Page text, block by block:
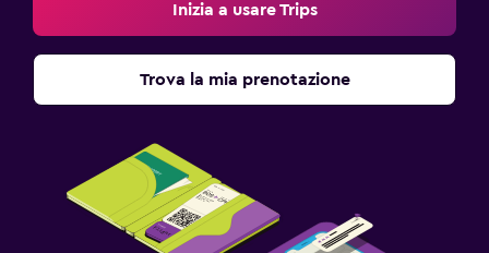
Inizia a usare Trips
Trova la mia prenotazione